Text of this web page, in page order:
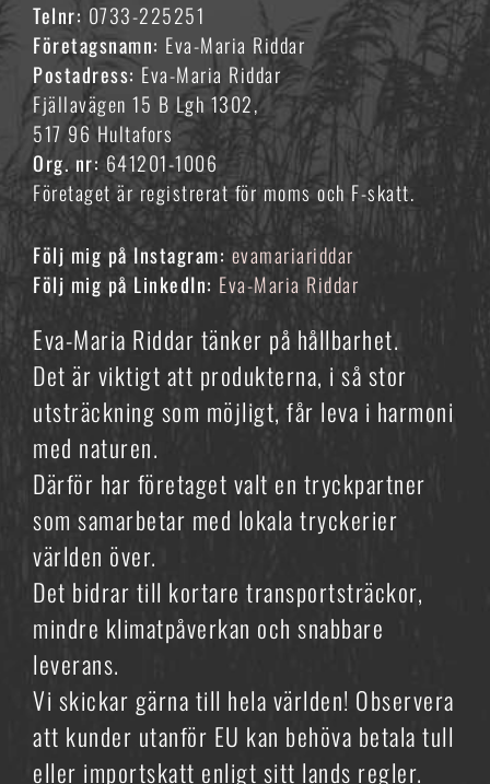
Telnr: 0733-225251
Företagsnamn: Eva-Maria Riddar
Postadress: Eva-Maria Riddar
Fjällavägen 15 B Lgh 1302,
517 96 Hultafors
Org. nr: 641201-1006
Företaget är registrerat för moms och F-skatt.
Följ mig på Instagram: evamariariddar
Följ mig på LinkedIn: Eva-Maria Riddar
Eva-Maria Riddar tänker på hållbarhet.
Det är viktigt att produkterna, i så stor
utsträckning som möjligt, får leva i harmoni
med naturen.
Därför har företaget valt en tryckpartner
som samarbetar med lokala tryckerier
världen över.
Det bidrar till kortare transportsträckor,
mindre klimatpåverkan och snabbare
leverans.
Vi skickar gärna till hela världen! Observera
att kunder utanför EU kan behöva betala tull
eller importskatt enligt sitt lands regler.